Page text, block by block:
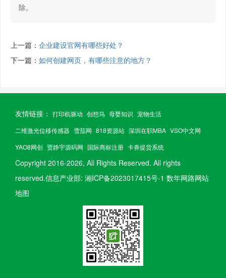
除。
上一篇：企业建设官网有哪些好处？
下一篇：如何创建网页，有哪些注意的地方？
友情链接： 打印机驱动 创想鸟 母婴知识 宠物生活
二维激光位移传感器 雪茄网 818资源站 深圳在职MBA VSO中文网
YAO8网创 贾静宇源码网 国际商标注册 卡券提货系统
Copyright 2016-2026, All Rights Reserved. All rights
reserved.信息产业部: 湘ICP备2023017415号-1 数年网路网站
地图